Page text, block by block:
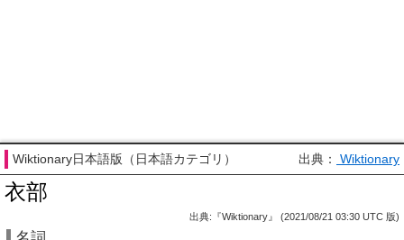
Wiktionary日本語版（日本語カテゴリ） 出典： Wiktionary
衣部
出典:『Wiktionary』 (2021/08/21 03:30 UTC 版)